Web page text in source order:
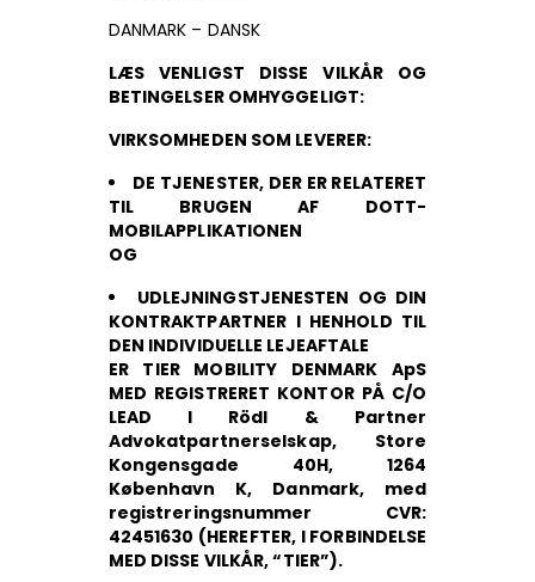
DANMARK – DANSK
LÆS VENLIGST DISSE VILKÅR OG
BETINGELSER OMHYGGELIGT:
VIRKSOMHEDEN SOM LEVERER:
DE TJENESTER, DER ER RELATERET
TIL BRUGEN AF DOTT-
MOBILAPPLIKATIONEN
OG
UDLEJNINGSTJENESTEN OG DIN
KONTRAKTPARTNER I HENHOLD TIL
DEN INDIVIDUELLE LEJEAFTALE
ER TIER MOBILITY DENMARK ApS
MED REGISTRERET KONTOR PÅ C/O
LEAD I Rödl & Partner
Advokatpartnerselskap, Store
Kongensgade 40H, 1264
København K, Danmark, med
registreringsnummer CVR:
42451630 (HEREFTER, I FORBINDELSE
MED DISSE VILKÅR, “TIER”).